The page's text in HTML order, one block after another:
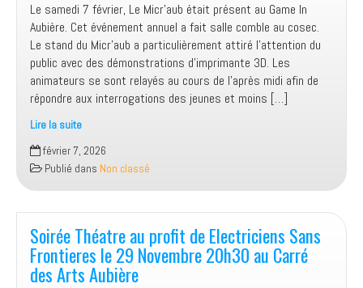
Le samedi 7 février, Le Micr’aub était présent au Game In
Aubière. Cet événement annuel a fait salle comble au cosec.
Le stand du Micr’aub a particulièrement attiré l’attention du
public avec des démonstrations d’imprimante 3D. Les
animateurs se sont relayés au cours de l’après midi afin de
répondre aux interrogations des jeunes et moins […]
Lire la suite
Game
In
Aubiere
février 7, 2026
Publié dans Non classé
Soirée Théatre au profit de Electriciens Sans
Frontieres le 29 Novembre 20h30 au Carré
des Arts Aubière